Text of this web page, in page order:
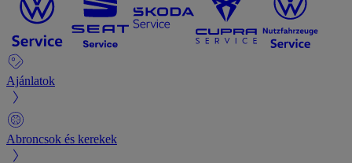
Ajánlatok
Abroncsok és kerekek